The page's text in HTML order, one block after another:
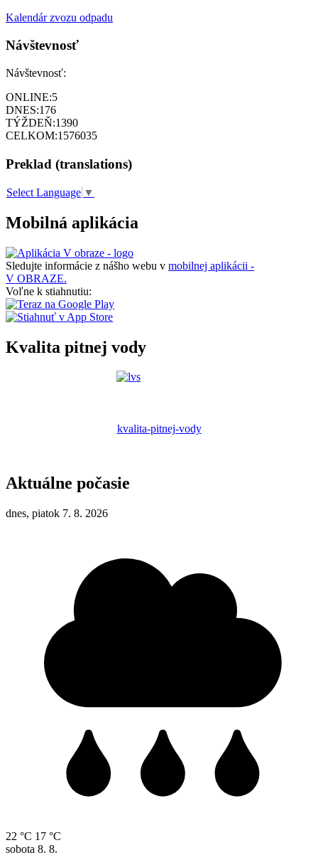
Kalendár zvozu odpadu
Návštevnosť
Návštevnosť:
ONLINE:5
DNES:176
TÝŽDEŇ:1390
CELKOM:1576035
Preklad (translations)
Select Language ▼
Mobilná aplikácia
Sledujte informácie z nášho webu v mobilnej aplikácii -
V OBRAZE.
Voľne k stiahnutiu:
Kvalita pitnej vody
kvalita-pitnej-vody
Aktuálne počasie
dnes, piatok 7. 8. 2026
22 °C 17 °C
sobota 8. 8.